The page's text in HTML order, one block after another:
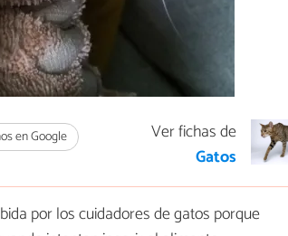
en Google
Ver fichas de
Gatos
por los cuidadores de gatos porque